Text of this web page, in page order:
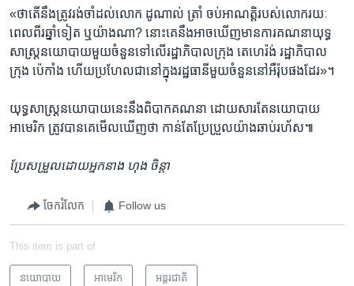
«ថា​តើ​នឹង​ត្រូវ​រង់ចាំ​ដល់​លោក ដូណាល់ ត្រាំ​ ចប់​អាណត្តិ​របស់​លោក​រយៈ
ពេល​ពីរ​ឆ្នាំ​ទៀត​ ឬយ៉ាង​ណា? នោះ​គេ​នឹង​អាច​ឃើញ​មាន​ការ​គណនា​យុទ្ធ
សាស្ត្រ​នយោបាយ​មួយ​ចំនួន​ទៅ​លើ​រដ្ឋាភិបាល​ក្រុង តេហេរ៉ង់ រដ្ឋាភិបាល​
ក្រុង ប៉េកាំង ហើយ​ប្រហែល​ជា​នៅ​ក្នុង​រដ្ឋធានី​មួយ​ចំនួន​នៅ​អឺរ៉ុប​ផង​ដែរ‍»។
យុទ្ធសាស្ត្រ​នយោបាយ​នេះនឹង​ពិបាក​គណនា ដោយសារ​តែ​នយោបាយ​
អាមេរិក ត្រូវ​បាន​គេ​មើល​ឃើញ​ថា កាន់​តែ​ប្រែប្រួល​យ៉ាង​ឆាប់​រហ័ស៕ ​
ប្រែសម្រួល​ដោយ​អ្នក​នាង ហុង ចិន្តា
ចែករំលែក Follow us
This item is part of
នយោបាយ អាមេរិក​ អន្តរជាតិ